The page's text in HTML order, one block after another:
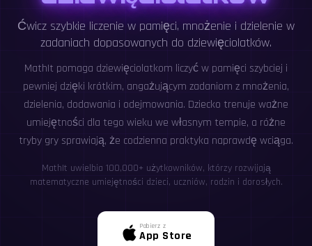
Ćwicz szybkie liczenie w pamięci, mnożenie i dzielenie w
zadaniach dopasowanych do dziewięciolatków.
MathIt pomaga dziewięciolatkom liczyć w pamięci szybciej i
pewniej dzięki krótkim, angażującym zadaniom z mnożenia,
dzielenia, dodawania i odejmowania. Dziecko trenuje ważne
umiejętności dla tego wieku we własnym tempie, a różne
tryby gry sprawiają, że codzienna praktyka naprawdę wciąga.
MathIt uwielbia 100,000+ użytkowników, którzy rozwijają
matematyczne umiejętności dzieci, uczniów, rodzin i dorosłych.
Pobierz z
App Store